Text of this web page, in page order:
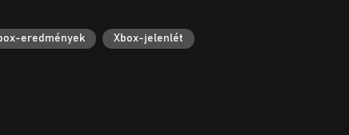
eredmények Xbox-jelenlét